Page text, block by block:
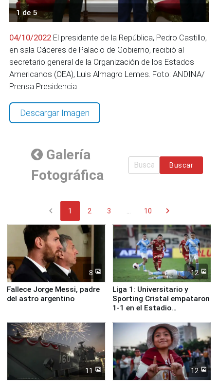
1 de 5
04/10/2022 El presidente de la República, Pedro Castillo,
en sala Cáceres de Palacio de Gobierno, recibió al
secretario general de la Organización de los Estados
Americanos (OEA), Luis Almagro Lemes. Foto: ANDINA/
Prensa Presidencia
Descargar Imagen
Galería
Fotográfica
Buscar
chevron_left 1 2 3 10 chevron_right
8
Fallece Jorge Messi, padre
del astro argentino
12
Liga 1: Universitario y
Sporting Cristal empataron
1-1 en el Estadio
11 12